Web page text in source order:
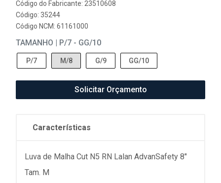
Código do Fabricante: 23510608
Código: 35244
Código NCM: 61161000
TAMANHO | P/7 - GG/10
P/7 M/8 G/9 GG/10
Solicitar Orçamento
Características
Luva de Malha Cut N5 RN Lalan AdvanSafety 8"
Tam. M